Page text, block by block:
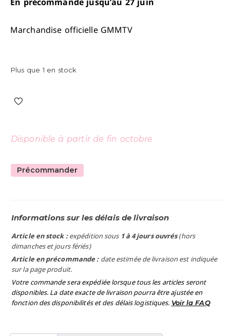
Marchandise officielle GMMTV
Plus que 1 en stock
Disponible à partir de fin octobre
Précommander
Informations sur les délais de livraison
Article en stock :expédition sous 1 à 4 jours ouvrés(hors
dimanches et jours fériés)
Article en précommande : date estimée de livraison est indiquée
sur la page produit.
Votre commande sera expédiée lorsque tous les articles seront
disponibles. La date exacte de livraison pourra être ajustée en
fonction des disponibilités et des délais logistiques. Voir la FAQ